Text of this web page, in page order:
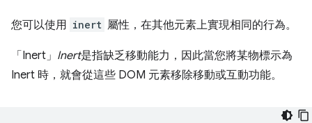
您可以使用 inert 屬性，在其他元素上實現相同的行為。
「Inert」 Inert是指缺乏移動能力，因此當您將某物標示為
Inert 時，就會從這些 DOM 元素移除移動或互動功能。